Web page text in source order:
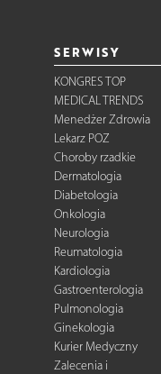
SERWISY
KONGRES TOP
MEDICAL TRENDS
Menedżer Zdrowia
Lekarz POZ
Choroby rzadkie
Dermatologia
Diabetologia
Onkologia
Neurologia
Reumatologia
Kardiologia
Gastroenterologia
Pulmonologia
Ginekologia
Kurier Medyczny
Zalecenia i